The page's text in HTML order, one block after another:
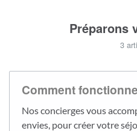
Préparons
3
Comment
Nos concierges vous
envies, pour créer votre